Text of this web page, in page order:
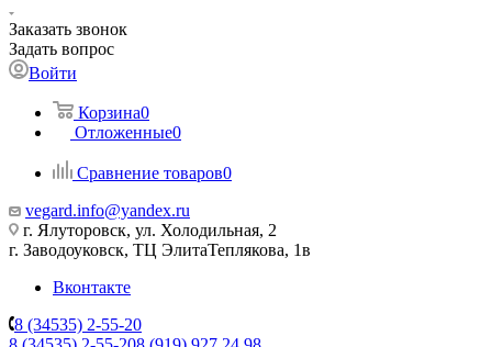
Заказать звонок
Задать вопрос
Войти
Корзина0
Отложенные0
Сравнение товаров0
vegard.info@yandex.ru
г. Ялуторовск, ул. Холодильная, 2
г. Заводоуковск, ​ТЦ Элита​Теплякова, 1в
Вконтакте
8 (34535) 2-55-20